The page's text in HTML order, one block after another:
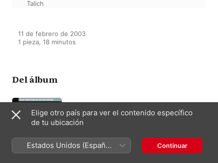
Talich
11 de febrero de 2003
Del álbum
Great Conductors of the 20th
Century: Václav Talich
Elige otro país para ver el contenido específico
de tu ubicación
Estados Unidos (Español
México)
Continuar